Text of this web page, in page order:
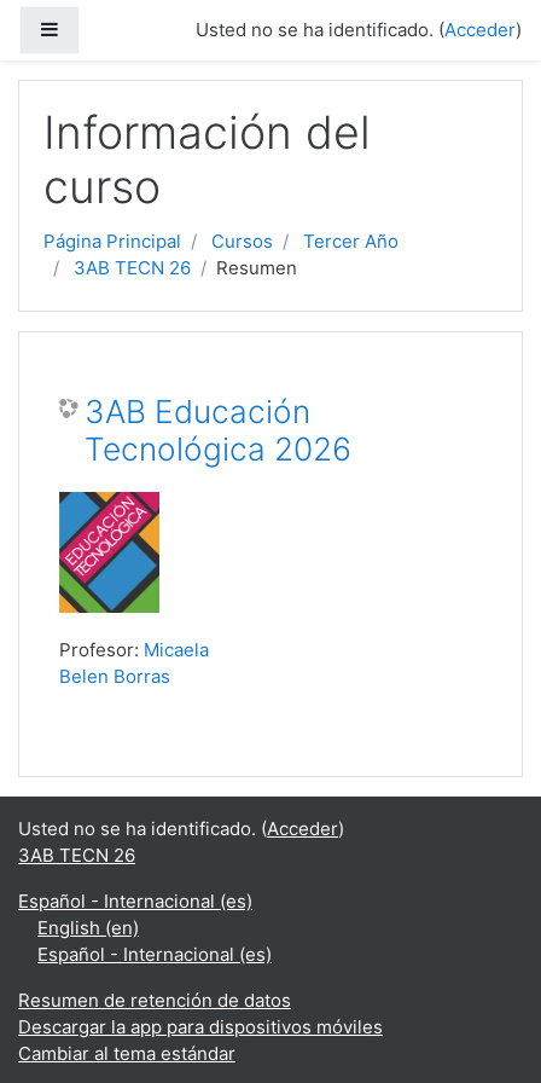
Usted no se ha identificado. (Acceder)
Información del
curso
Página Principal Cursos
Tercer Año
3AB TECN 26
Resumen
3AB Educación
Tecnológica 2026
Profesor: Micaela
Belen Borras
Usted no se ha identificado. (Acceder)
3AB TECN 26
Español - Internacional ‎(es)‎
English ‎(en)‎
Español - Internacional ‎(es)‎
Resumen de retención de datos
Descargar la app para dispositivos móviles
Cambiar al tema estándar